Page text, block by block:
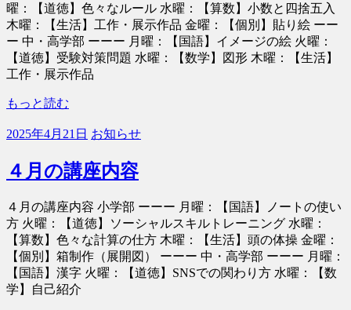
曜：【道徳】色々なルール 水曜：【算数】小数と四捨五入
木曜：【生活】工作・展示作品 金曜：【個別】貼り絵 ーー
ー 中・高学部 ーーー 月曜：【国語】イメージの絵 火曜：
【道徳】受験対策問題 水曜：【数学】図形 木曜：【生活】
工作・展示作品
もっと読む
2025年4月21日 お知らせ
４月の講座内容
４月の講座内容 小学部 ーーー 月曜：【国語】ノートの使い
方 火曜：【道徳】ソーシャルスキルトレーニング 水曜：
【算数】色々な計算の仕方 木曜：【生活】頭の体操 金曜：
【個別】箱制作（展開図） ーーー 中・高学部 ーーー 月曜：
【国語】漢字 火曜：【道徳】SNSでの関わり方 水曜：【数
学】自己紹介